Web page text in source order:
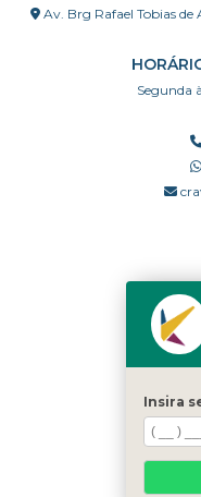
Av. Brg Rafael Tobias de
Segunda
Insira